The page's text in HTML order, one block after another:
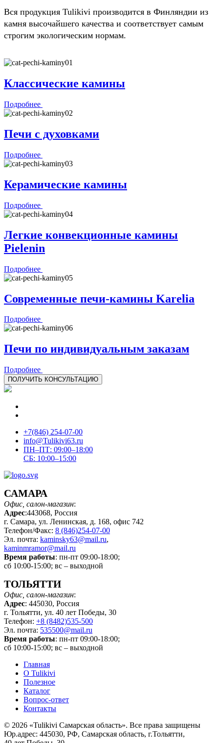
Вся продукция Tulikivi производится в Финляндии из
камня высочайшего качества и соответствует самым
строгим экологическим нормам.
Классические камины
Подробнее
Печи с духовками
Подробнее
Керамические камины
Подробнее
Легкие конвекционные камины
Pielenin
Подробнее
Современные печи-камины Karelia
Подробнее
Печи по индивидуальным заказам
Подробнее
ПОЛУЧИТЬ КОНСУЛЬТАЦИЮ
+7(846) 254-07-00
info@Tulikivi63.ru
ПН–ПТ: 09:00–18:00
СБ: 10:00–15:00
САМАРА
Офис, салон-магазин:
Адрес:443068, Россия
г. Самара, ул. Ленинская, д. 168, офис 742
Телефон/Факс: 8 (846)254-07-00
Эл. почта: kaminsky63@mail.ru,
kaminmramor@mail.ru
Время работы: пн-пт 09:00-18:00;
сб 10:00-15:00; вс – выходной
ТОЛЬЯТТИ
Офис, салон-магазин:
Адрес: 445030, Россия
г. Тольятти, ул. 40 лет Победы, 30
Телефон: +8 (8482)535-500
Эл. почта: 535500@mail.ru
Время работы: пн-пт 09:00-18:00;
сб 10:00-15:00; вс – выходной
Главная
О Tulikivi
Полезное
Каталог
Вопрос-ответ
Контакты
© 2026 «Tulikivi Самарская область». Все права защищены
Юр.адрес: 445030, РФ, Самарская область, г.Тольятти,